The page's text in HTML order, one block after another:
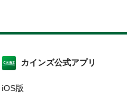
カインズ公式アプリ
iOS版